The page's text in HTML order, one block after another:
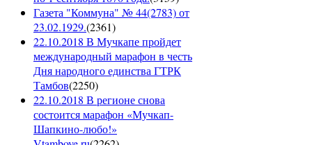
Газета "Коммуна" № 44(2783) от
23.02.1929.(2361)
22.10.2018 В Мучкапе пройдет
международный марафон в честь
Дня народного единства ГТРК
Тамбов(2250)
22.10.2018 В регионе снова
состоится марафон «Мучкап-
Шапкино-любо!»